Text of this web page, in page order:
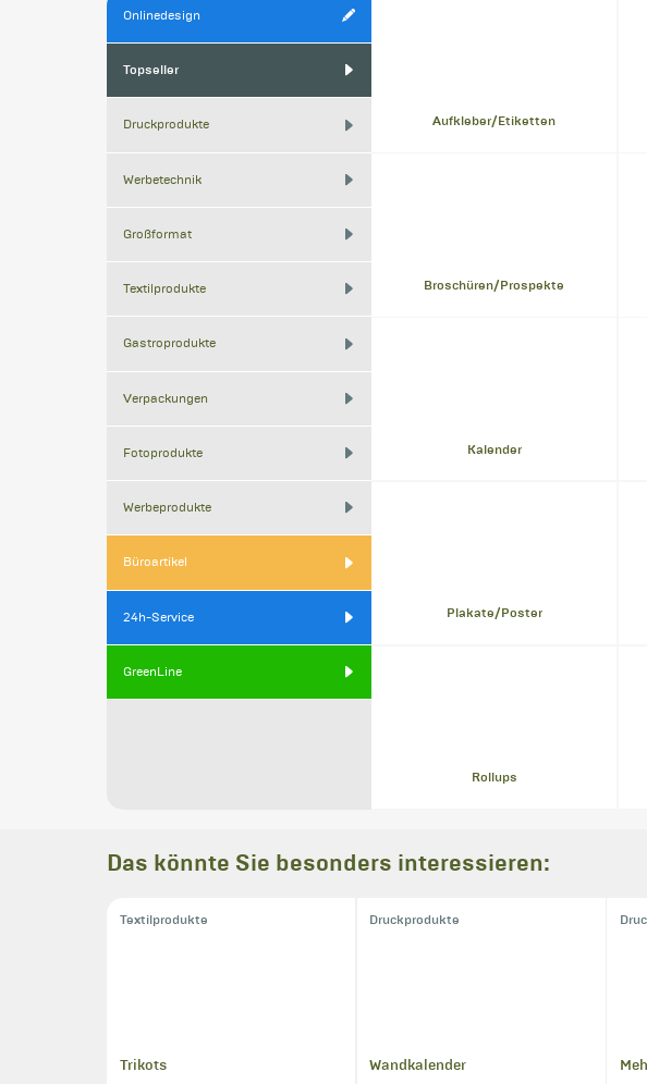
Onlinedesign
Topseller
Druckprodukte
Werbetechnik
Großformat
Textilprodukte
Gastroprodukte
Verpackungen
Fotoprodukte
Werbeprodukte
Büroartikel
24h-Service
GreenLine
Aufkleber/Etiketten
Broschüren/Prospekte
Kalender
Plakate/Poster
Rollups
Das könnte Sie besonders interessieren:
Textilprodukte
Trikots
Druckprodukte
Wandkalender